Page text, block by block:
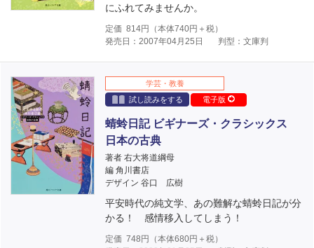
にふれてみませんか。
定価 814円（本体740円＋税）
発売日：2007年04月25日
判型：文庫判
学芸・教養
試し読みをする
電子版
蜻蛉日記 ビギナーズ・クラシックス
日本の古典
著者 右大将道綱母
編 角川書店
デザイン 谷口 広樹
平安時代の純文学、あの難解な蜻蛉日記が分
かる！ 感情移入してしまう！
定価 748 円（本体680円＋税）